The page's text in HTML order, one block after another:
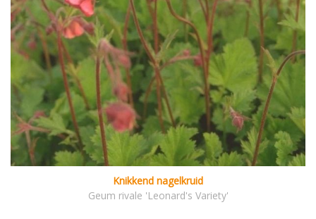
Knikkend nagelkruid
Geum rivale 'Leonard's Variety'